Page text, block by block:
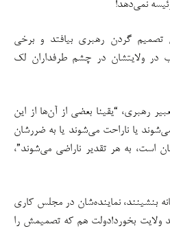
نمی‌دهد!
تصمیم گردن رهبری بیافتد و برخی
در ولایتشان در چشم طرفداران لک
رهبری، “یقینا بعضی از آن‌ها از این
یا ناراحت می‌شوند یا به ضررشان
است، به هر تقدیر ناراضی می‌شوند”،
بنشینند، نماینده‌شان در مجلس کاری
بخورد!دولت هم که تصمیمش را